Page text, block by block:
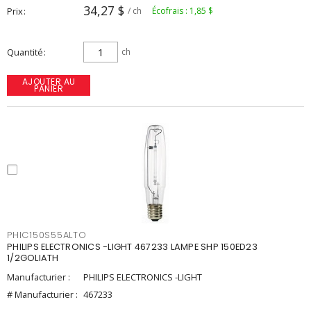
Prix 34,27 $ / ch Écofrais : 1,85 $
Quantité ch
AJOUTER AU
PANIER
PHIC150S55ALTO
PHILIPS ELECTRONICS -LIGHT 467233 LAMPE SHP 150ED23
1/2GOLIATH
Manufacturier :
PHILIPS ELECTRONICS -LIGHT
# Manufacturier : 467233